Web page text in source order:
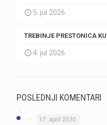
5. jul 2026.
TREBINJE PRESTONICA
4. jul 2026.
POSLEDNJI KOMENTARI
17. april 2020.